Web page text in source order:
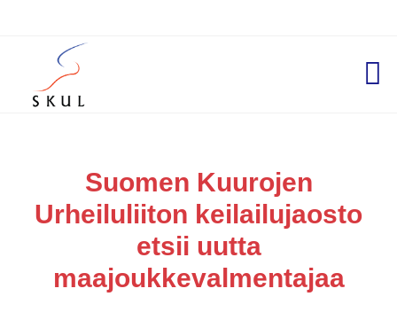
Suomen Kuurojen
Urheiluliiton keilailujaosto
etsii uutta
maajoukkevalmentajaa